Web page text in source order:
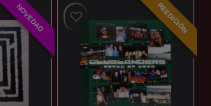
NOVEDAD REEDICIÓN